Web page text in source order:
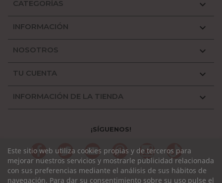
CATEGORÍAS 
INFORMACIÓN 
NOSOTROS 
TU CUENTA 
INFORMACIÓN DE LA TIENDA 
¡SÍGUENOS!
FacebookTwitter YouTubePinterestInstagramTikTok
Este sitio web utiliza cookies propias y de terceros para
mejorar nuestros servicios y mostrarle publicidad relacionada
con sus preferencias mediante el análisis de sus hábitos de
navegación. Para dar su consentimiento sobre su uso pulse el